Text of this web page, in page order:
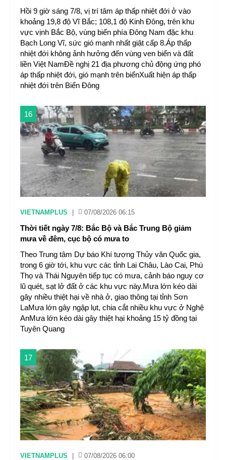
Hồi 9 giờ sáng 7/8, vị trí tâm áp thấp nhiệt đới ở vào
khoảng 19,8 độ Vĩ Bắc; 108,1 độ Kinh Đông, trên khu
vực vịnh Bắc Bộ, vùng biển phía Đông Nam đặc khu
Bạch Long Vĩ, sức gió mạnh nhất giật cấp 8.Áp thấp
nhiệt đới không ảnh hưởng đến vùng ven biển và đất
liền Việt NamĐề nghị 21 địa phương chủ động ứng phó
áp thấp nhiệt đới, gió mạnh trên biểnXuất hiện áp thấp
nhiệt đới trên Biển Đông
16
VIETNAMPLUS 07/08/2026 06:15
Thời tiết ngày 7/8: Bắc Bộ và Bắc Trung Bộ giảm
mưa về đêm, cục bộ có mưa to
Theo Trung tâm Dự báo Khí tượng Thủy văn Quốc gia,
trong 6 giờ tới, khu vực các tỉnh Lai Châu, Lào Cai, Phú
Thọ và Thái Nguyên tiếp tục có mưa, cảnh báo nguy cơ
lũ quét, sạt lở đất ở các khu vực này.Mưa lớn kéo dài
gây nhiều thiệt hại về nhà ở, giao thông tại tỉnh Sơn
LaMưa lớn gây ngập lụt, chia cắt nhiều khu vực ở Nghệ
AnMưa lớn kéo dài gây thiệt hại khoảng 15 tỷ đồng tại
Tuyên Quang
17
VIETNAMPLUS 07/08/2026 06:00